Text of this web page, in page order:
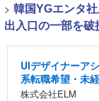
> 韓国YGエンタ
出入口の一部を
UIデザイナーア
系転職希望・未
株式会社ELM